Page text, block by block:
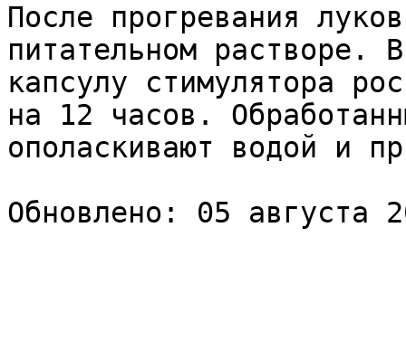
После прогревания
питательном растворе.
капсулу стимулятора
на 12 часов.
ополаскивают водой и